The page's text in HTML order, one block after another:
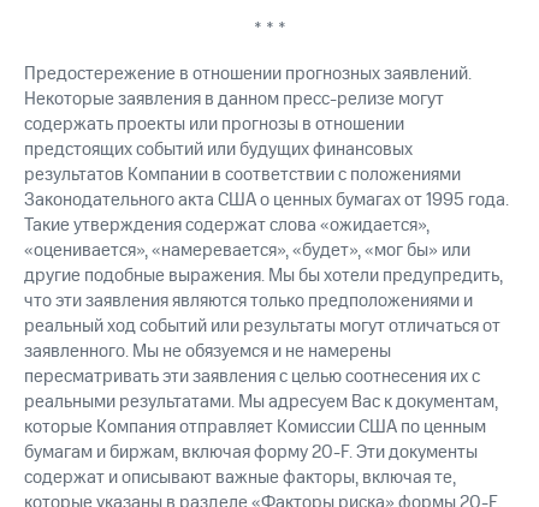
* * *
Предостережение в отношении прогнозных заявлений.
Некоторые заявления в данном пресс-релизе могут
содержать проекты или прогнозы в отношении
предстоящих событий или будущих финансовых
результатов Компании в соответствии с положениями
Законодательного акта США о ценных бумагах от 1995 года.
Такие утверждения содержат слова «ожидается»,
«оценивается», «намеревается», «будет», «мог бы» или
другие подобные выражения. Мы бы хотели предупредить,
что эти заявления являются только предположениями и
реальный ход событий или результаты могут отличаться от
заявленного. Мы не обязуемся и не намерены
пересматривать эти заявления с целью соотнесения их с
реальными результатами. Мы адресуем Вас к документам,
которые Компания отправляет Комиссии США по ценным
бумагам и биржам, включая форму 20-F. Эти документы
содержат и описывают важные факторы, включая те,